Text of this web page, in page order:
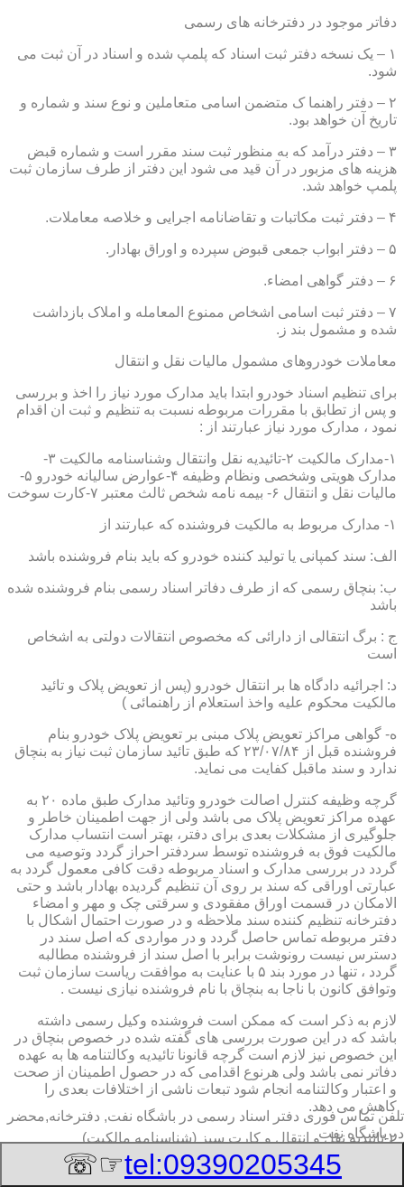
دفاتر موجود در دفترخانه های رسمی
۱ – یک نسخه دفتر ثبت اسناد که پلمپ شده و اسناد در آن ثبت می
شود.
۲ – دفتر راهنما ک متضمن اسامی متعاملین و نوع سند و شماره و
تاریخ آن خواهد بود.
۳ – دفتر درآمد که به منظور ثبت سند مقرر است و شماره قبض
هزینه های مزبور در آن قید می شود این دفتر از طرف سازمان ثبت
پلمپ خواهد شد.
۴ – دفتر ثبت مکاتبات و تقاضانامه اجرایی و خلاصه معاملات.
۵ – دفتر ابواب جمعی قبوض سپرده و اوراق بهادار.
۶ – دفتر گواهی امضاء.
۷ – دفتر ثبت اسامی اشخاص ممنوع المعامله و املاک بازداشت
شده و مشمول بند ز.
معاملات خودروهای مشمول مالیات نقل و انتقال
برای تنظیم اسناد خودرو ابتدا باید مدارک مورد نیاز را اخذ و بررسی
و پس از تطابق با مقررات مربوطه نسبت به تنظیم و ثبت ان اقدام
نمود ، مدارک مورد نیاز عبارتند از :
۱-مدارک مالکیت ۲-تائیدیه نقل وانتقال وشناسنامه مالکیت ۳-
مدارک هویتی وشخصی ونظام وظیفه ۴-عوارض سالیانه خودرو ۵-
مالیات نقل و انتقال ۶- بیمه نامه شخص ثالث معتبر ۷-کارت سوخت
۱- مدارک مربوط به مالکیت فروشنده که عبارتند از
الف: سند کمپانی یا تولید کننده خودرو که باید بنام فروشنده باشد
ب: بنچاق رسمی که از طرف دفاتر اسناد رسمی بنام فروشنده شده
باشد
ج : برگ انتقالی از دارائی که مخصوص انتقالات دولتی به اشخاص
است
د: اجرائیه دادگاه ها بر انتقال خودرو (پس از تعویض پلاک و تائید
مالکیت محکوم علیه واخذ استعلام از راهنمائی )
ه- گواهی مراکز تعویض پلاک مبنی بر تعویض پلاک خودرو بنام
فروشنده قبل از ۲۳/۰۷/۸۴ که طبق تائید سازمان ثبت نیاز به بنچاق
ندارد و سند ماقبل کفایت می نماید.
گرچه وظیفه کنترل اصالت خودرو وتائید مدارک طبق ماده ۲۰ به
عهده مراکز تعویض پلاک می باشد ولی از جهت اطمینان خاطر و
جلوگیری از مشکلات بعدی برای دفتر، بهتر است انتساب مدارک
مالکیت فوق به فروشنده توسط سردفتر احراز گردد وتوصیه می
گردد در بررسی مدارک و اسناد مربوطه دقت کافی معمول گردد به
عبارتی اوراقی که سند بر روی آن تنظیم گردیده بهادار باشد و حتی
الامکان در قسمت اوراق مفقودی و سرقتی چک و مهر و امضاء
دفترخانه تنظیم کننده سند ملاحظه و در صورت احتمال اشکال با
دفتر مربوطه تماس حاصل گردد و در مواردی که اصل سند در
دسترس نیست رونوشت برابر با اصل سند از فروشنده مطالبه
گردد ، تنها در مورد بند ۵ با عنایت به موافقت ریاست سازمان ثبت
وتوافق کانون با ناجا به بنچاق با نام فروشنده نیازی نیست .
لازم به ذکر است که ممکن است فروشنده وکیل رسمی داشته
باشد که در این صورت بررسی های گفته شده در خصوص بنچاق در
این خصوص نیز لازم است گرچه قانونا تائیدیه وکالتنامه ها به عهده
دفاتر نمی باشد ولی هرنوع اقدامی که در حصول اطمینان از صحت
و اعتبار وکالتنامه انجام شود تبعات ناشی از اختلافات بعدی را
کاهش می دهد.
۲-تائیدیه نقل و انتقال و کارت سبز (شناسنامه مالکیت)
برگ تائیدیه نقل و انتقال صادره از مراکز تعویض پلاک حاوی
تلفن تماس فوری دفتر اسناد رسمی در باشگاه نفت, دفترخانه,محضر
در باشگاه نفت
tel:09390205345
☞☏